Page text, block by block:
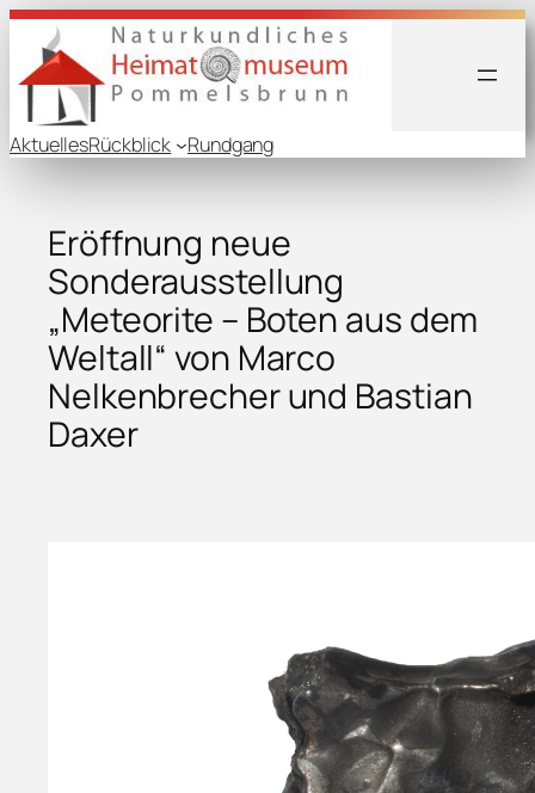
AktuellesRückblick Rundgang
Eröffnung neue
Sonderausstellung
„Meteorite – Boten aus dem
Weltall“ von Marco
Nelkenbrecher und Bastian
Daxer